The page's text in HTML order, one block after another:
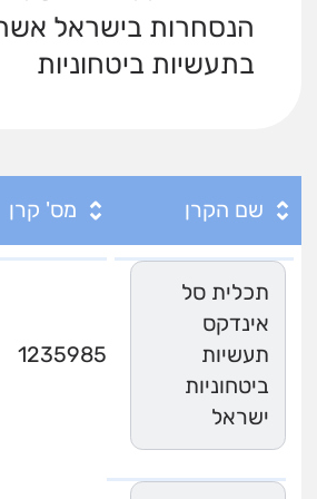
הנסחרות בישראל
בתעשיות ביטחוניות
שם הקרן מס' קרן
תכלית סל
אינדקס
תעשיות
ביטחוניות
ישראל
1235985